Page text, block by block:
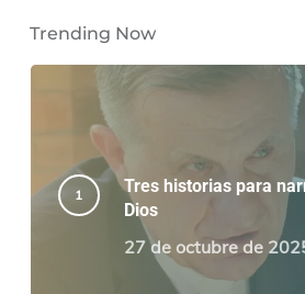
Trending Now
Tres historias para
Dios
27 de octubre de